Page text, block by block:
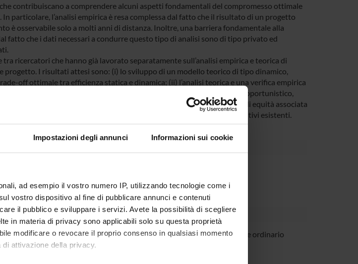
Impostazioni degli annunci Informazioni sui cookie
ad esempio il vostro numero IP, utilizzando tecnologie come i
vostro dispositivo al fine di pubblicare annunci e contenuti
il pubblico e sviluppare i servizi. Avete la possibilità di scegliere
in materia di privacy sono applicabili solo su questa proprietà
modificare o revocare il proprio consenso in qualsiasi momento
attivazione della privacy.
contribuiscano a comprendere alcuni aspetti fondamentali del compromesso ottimale
particolare, l’analisi empirica è resa complessa dal fatto che il risultato di un progetto
è osservabile solo a molti anni di distanza. Inoltre, una barriera fondamentale alla
fatto che i dati necessari a condurre questo tipo di analisi sono di tipo privato ed
ricercatori che hanno già lavorato separatamente sull’analisi empirica e teorica di
progetto. I risultati attesi sono: (i) lo sviluppo di un modello teorico di tipo dinamico,
off ottimale tra efficienza statica e dinamica; (ii) l’analisi teorica e una verifica empirica
che alcuni paesi possano decidere di adottare un comportamento opportunistico,
all’efficienza dinamica forniti da altri (iii) un’analisi della dimensione di equità associata
riferimento alle malattie rare, e un’analisi empirica dell’efficacia degli incentivi esistenti.
Paolo Pertile Professore ordinario